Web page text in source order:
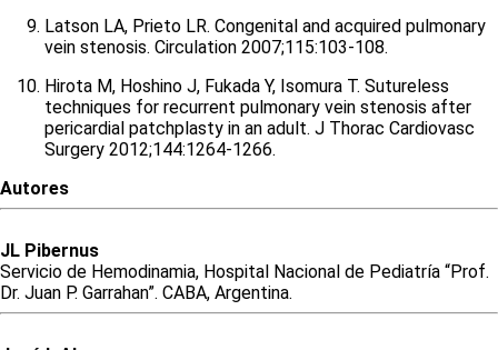
Latson LA, Prieto LR. Congenital and acquired pulmonary
vein stenosis. Circulation 2007;115:103-108.
Hirota M, Hoshino J, Fukada Y, Isomura T. Sutureless
techniques for recurrent pulmonary vein stenosis after
pericardial patchplasty in an adult. J Thorac Cardiovasc
Surgery 2012;144:1264-1266.
Autores
JL Pibernus
Servicio de Hemodinamia, Hospital Nacional de Pediatría “Prof.
Dr. Juan P. Garrahan”. CABA, Argentina.